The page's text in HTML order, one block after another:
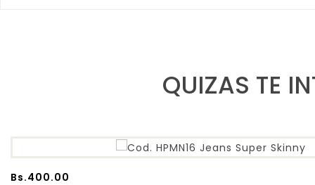
QUIZAS TE
Bs.400.00